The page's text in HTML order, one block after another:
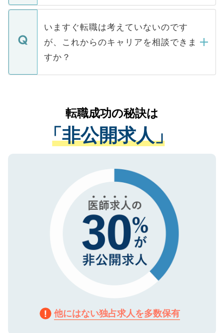
関を公にしてしまうと、応募が殺到する場
に、医療機関が求める条件に合った人材の
みを人材紹介会社に依頼するケースが増え
ています。
定を承諾する必要はありません。内定先へ
の辞退の連絡はキャリアパートナーが行い
個人情報が漏えいすることはありませんの
で、ご安心ください。当サイトからの登録
などで収集したご登録者様の個人情報は、
ご本人のキャリアアップおよび転職活動の
支援を目的に使用いたします。お預かりし
ているすべての個人データはご本人の許可
は、個人情報の取り扱いについての厳密な
管理基準を満たした事業者のみに付与され
る、プライバシーマークを取得済みです。
で、機密保持に関してもご安心ください。
いますぐ転職は考えていないのです
が、これからのキャリアを相談できま
すか？
かがいして、現在の医療機関の状況や紹介
経験をまじえながら、適切なアドバイスを
させていただきます。すぐにご転職をされ
ない方には、長期的なサポートが可能です
ので、まずはご登録ください。
転職成功の秘訣は
「非公開求人」
他にはない独占求人を多数保有